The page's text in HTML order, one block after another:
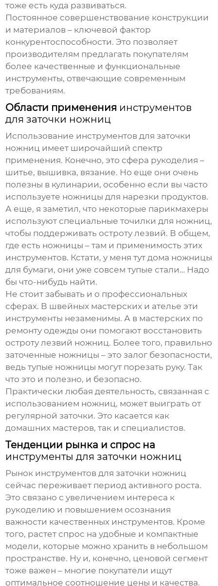
тоже есть куда развиваться.
Постоянное совершенствование конструкции
и материалов – ключевой фактор
конкурентоспособности. Это позволяет
производителям предлагать покупателям
более качественные и функциональные
инструменты, отвечающие современным
требованиям.
Области применения инструментов
для заточки ножниц
Использование инструментов для заточки
ножниц имеет широчайший спектр
применения. Конечно, это сфера рукоделия –
шитье, вышивка, вязание. Но еще они очень
полезны в кулинарии, особенно если вы часто
используете ножницы для нарезки продуктов.
А еще, я заметил, что некоторые парикмахеры
используют специальные точилки для ножниц,
чтобы поддерживать остроту лезвий. В общем,
где есть ножницы – там и применимость этих
инструментов. Кстати, у меня тут дома ножницы
для бумаги, они уже совсем тупые стали… Надо
бы что-нибудь найти.
Не стоит забывать и о профессиональных
сферах. В швейных мастерских и ателье эти
инструменты незаменимы. А в мастерских по
ремонту одежды они помогают восстановить
остроту лезвий ножниц. Более того, правильно
заточенные ножницы – это залог безопасности,
ведь тупые ножницы могут порезать руку. Так
что это и полезно, и безопасно.
Практически любая деятельность, связанная с
использованием ножниц, может выиграть от
регулярной заточки. Это касается как
домашних мастеров, так и специалистов.
Тенденции рынка и спрос на
инструменты для заточки ножниц
Рынок инструментов для заточки ножниц
сейчас переживает период активного роста.
Это связано с увеличением интереса к
рукоделию и повышением осознания
важности качественных инструментов. Кроме
того, растет спрос на удобные и компактные
модели, которые можно хранить в небольшом
пространстве. Ну и, конечно, ценовой сегмент
тоже важен – многие покупатели ищут
оптимальное соотношение цены и качества.